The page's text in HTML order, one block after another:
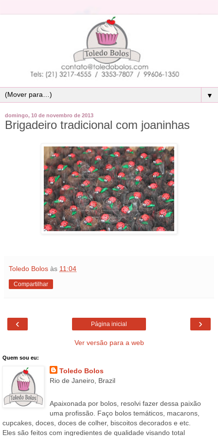
▼
domingo, 10 de novembro de 2013
Brigadeiro tradicional com joaninhas
Toledo Bolos às 11:04
Compartilhar
‹ ›
Página inicial
Ver versão para a web
Quem sou eu:
Toledo Bolos
Rio de Janeiro, Brazil
Apaixonada por bolos, resolvi fazer dessa paixão
uma profissão. Faço bolos temáticos, macarons,
cupcakes, doces, doces de colher, biscoitos decorados e etc.
Eles são feitos com ingredientes de qualidade visando total